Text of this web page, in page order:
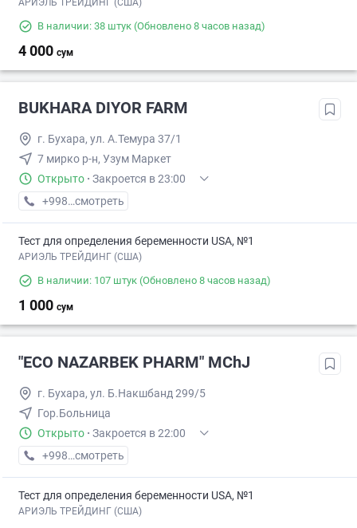
АРИЭЛЬ ТРЕЙДИНГ (США)
В наличии: 38 штук (Обновлено 8 часов назад)
4 000 сум
BUKHARA DIYOR FARM
г. Бухара, ул. А.Темура 37/1
7 мирко р-н, Узум Маркет
Открыто · Закроется в 23:00
+998 (99) XXX-XX-XX
смотреть
Тест для определения беременности USA, №1
АРИЭЛЬ ТРЕЙДИНГ (США)
В наличии: 107 штук (Обновлено 8 часов назад)
1 000 сум
"ECO NAZARBEK PHARM" MChJ
г. Бухара, ул. Б.Накшбанд 299/5
Гор.Больница
Открыто · Закроется в 22:00
+998 (88) XXX-XX-XX
смотреть
Тест для определения беременности USA, №1
АРИЭЛЬ ТРЕЙДИНГ (США)